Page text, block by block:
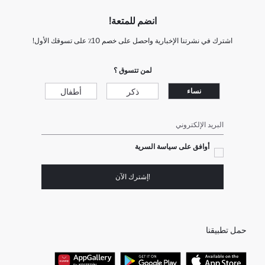
انضم للمتعة!
اشترك في نشرتنا الإخبارية واحصل على خصم 10٪ على تسوقك الأول!
لمن تتسوق ؟
نساء ذكر أطفال
البريد الإلكتروني
أوافق على سياسة السرية
!إشترك الآن
حمل تطبيقنا